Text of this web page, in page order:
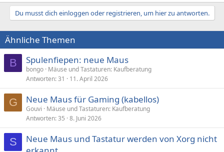
Du musst dich einloggen oder registrieren, um hier zu antworten.
Ähnliche Themen
B Spulenfiepen: neue Maus
bongo Mäuse und Tastaturen: Kaufberatung
Antworten 31 11. April 2026
G Neue Maus für Gaming (kabellos)
Gouvi
Mäuse und Tastaturen: Kaufberatung
Antworten 35 8. Juni 2026
S
Neue Maus und Tastatur werden von Xorg nicht